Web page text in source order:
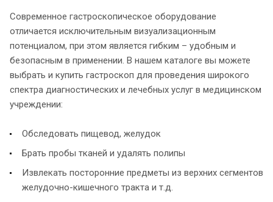
Современное гастроскопическое оборудование
отличается исключительным визуализационным
потенциалом, при этом является гибким – удобным и
безопасным в применении. В нашем каталоге вы можете
выбрать и купить гастроскоп для проведения широкого
спектра диагностических и лечебных услуг в медицинском
учреждении:
Обследовать пищевод, желудок
Брать пробы тканей и удалять полипы
Извлекать посторонние предметы из верхних сегментов
желудочно-кишечного тракта и т.д.